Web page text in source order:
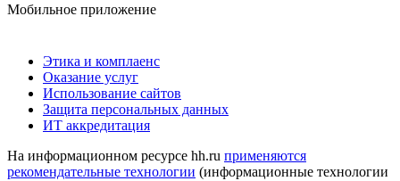
Мобильное приложение
Этика и комплаенс
Оказание услуг
Использование сайтов
Защита персональных данных
ИТ аккредитация
На информационном ресурсе hh.ru применяются
рекомендательные технологии (информационные технологии